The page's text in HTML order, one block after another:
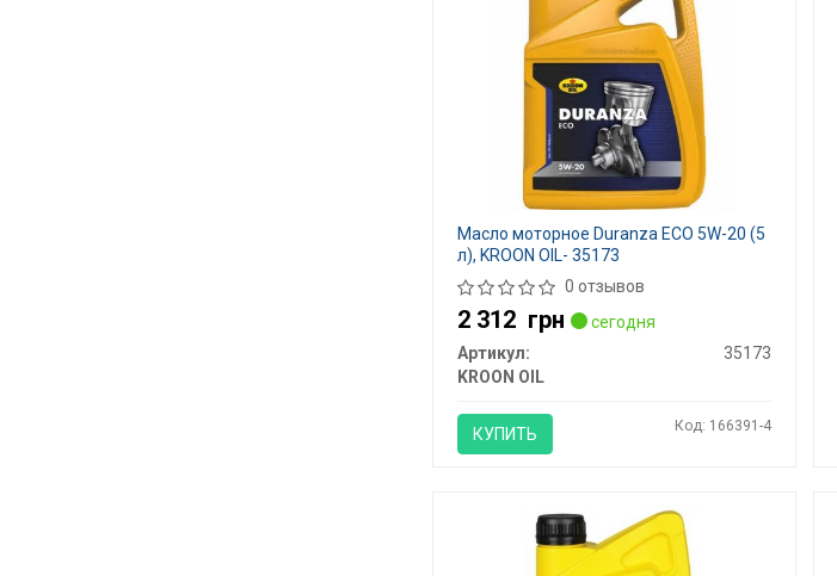
Масло моторное Duranza ECO 5W-20 (5
л), KROON OIL- 35173
0 отзывов
2 312 грн
сегодня
Артикул:
35173
KROON OIL
КУПИТЬ Код: 166391-4